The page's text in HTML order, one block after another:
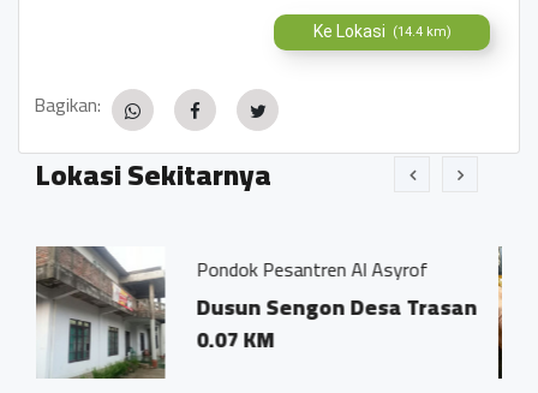
Ke Lokasi (14.4 km)
Bagikan:
Lokasi Sekitarnya
Pondok Pesantren Al Asyrof
Dusun Sengon Desa Trasan
0.07 KM
Dsn.
0.03